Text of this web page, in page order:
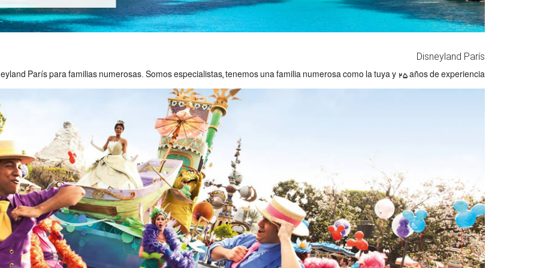
Disneyland París
París para familias numerosas. Somos especialistas, tenemos una familia numerosa como la tuya y 25 años de experiencia.